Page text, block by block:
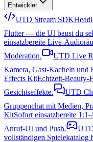
Entwickler
UTD Stream SDK
Flutter — die UI baust du
einsatzbereite Live-
Moderation.
UTD Live
Kamera, Gast-Kacheln und
Effects KitEchtzeit-Beauty-
Gesichtseffekte.
UTD
Gruppenchat mit Medien,
KitSofort einsatzbereite
Anruf-UI und Push.
vollständigen